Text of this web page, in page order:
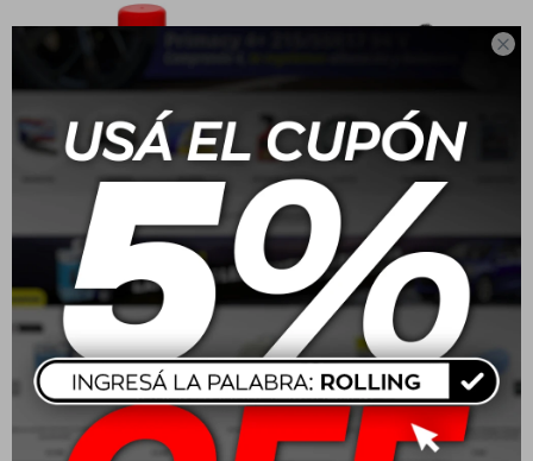

Wurth Limpiador A/C
HSW200 Plus Lavanda
$513
Wurth Kit Limpieza 16
Piezas Con Bolso
$ 1.099
Baterías
Servicios